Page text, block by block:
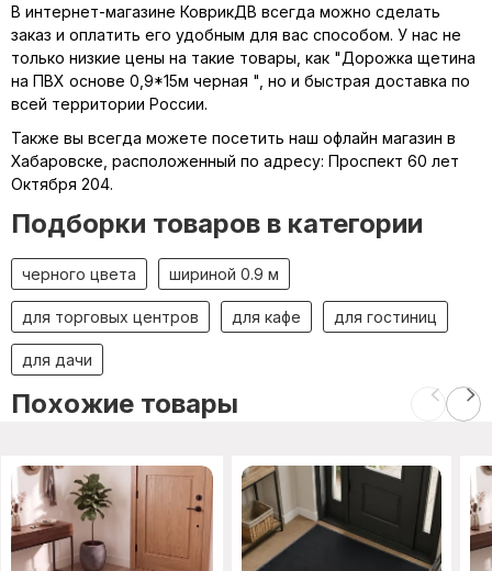
В интернет-магазине КоврикДВ всегда можно сделать
заказ и оплатить его удобным для вас способом. У нас не
только низкие цены на такие товары, как "Дорожка щетина
на ПВХ основе 0,9*15м черная ", но и быстрая доставка по
всей территории России.
Также вы всегда можете посетить наш офлайн магазин в
Хабаровске, расположенный по адресу: Проспект 60 лет
Октября 204.
Подборки товаров в категории
черного цвета шириной 0.9 м
для торговых центров для кафе для гостиниц
для дачи
Похожие товары